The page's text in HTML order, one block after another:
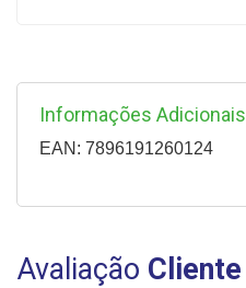
Informações Adicionais
EAN: 7896191260124
Avaliação Cliente